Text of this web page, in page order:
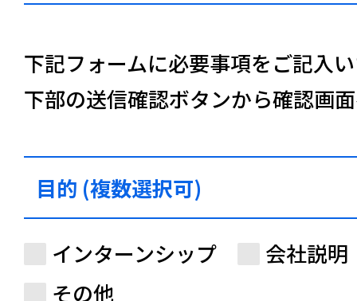
下記フォームに必要事項をご記入
下部の送信確認ボタンから確認画
目的 (複数選択可)
インターンシップ
会社説明
その他